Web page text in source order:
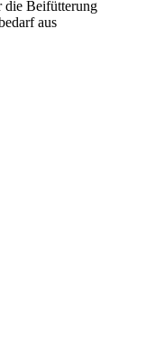
die Beifütterung
aus